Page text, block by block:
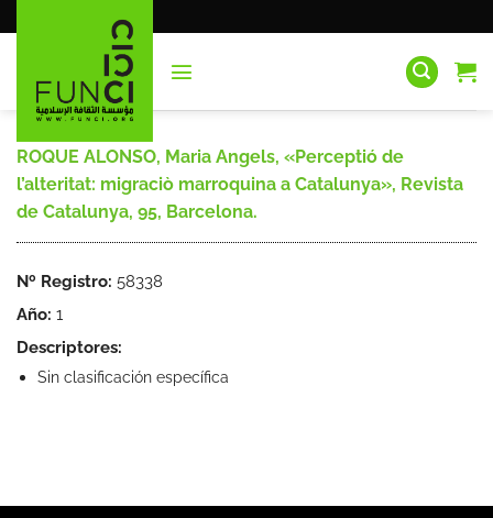
al
ROQUE ALONSO, Maria Angels, «Perceptió de
l’alteritat: migraciò marroquina a Catalunya», Revista
de Catalunya, 95, Barcelona.
Nº Registro: 58338
Año: 1
Descriptores:
Sin clasificación específica